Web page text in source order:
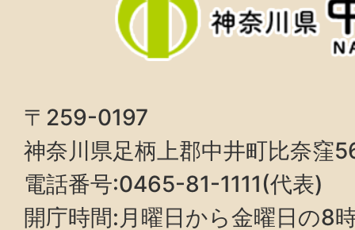
〒259-0197
神奈川県足柄上郡中井町比奈窪
電話番号:0465-81-1111(代表)
開庁時間:月曜日から金曜日の8